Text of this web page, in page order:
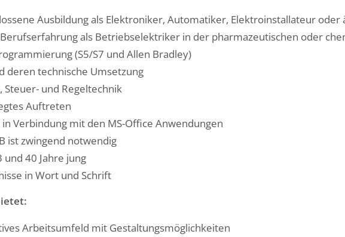
Ausbildung als Elektroniker, Automatiker, Elektroinstallateur oder
als Betriebselektriker in der pharmazeutischen oder
(S5/S7 und Allen Bradley)
deren technische Umsetzung
Steuer- und Regeltechnik
Auftreten
in Verbindung mit den MS-Office Anwendungen
ist zwingend notwendig
und 40 Jahre jung
in Wort und Schrift
Arbeitsumfeld mit Gestaltungsmöglichkeiten